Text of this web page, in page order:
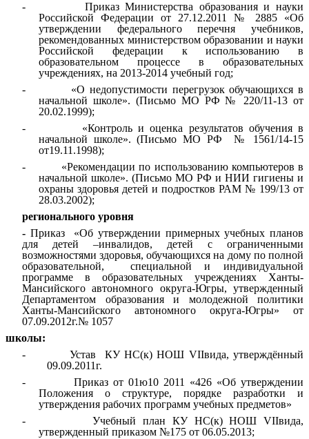
- Приказ Министерства образования и науки
Российской Федерации от 27.12.2011 № 2885 «Об
утверждении федерального перечня учебников,
рекомендованных министерством образовании и науки
Российской федерации к использованию в
образовательном процессе в образовательных
учреждениях, на 2013-2014 учебный год;
- «О недопустимости перегрузок обучающихся в
начальной школе». (Письмо МО РФ № 220/11-13 от
20.02.1999);
- «Контроль и оценка результатов обучения в
начальной школе». (Письмо МО РФ № 1561/14-15
от19.11.1998);
- «Рекомендации по использованию компьютеров в
начальной школе». (Письмо МО РФ и НИИ гигиены и
охраны здоровья детей и подростков РАМ № 199/13 от
28.03.2002);
регионального уровня
- Приказ «Об утверждении примерных учебных планов
для детей –инвалидов, детей с ограниченными
возможностями здоровья, обучающихся на дому по полной
образовательной, специальной и индивидуальной
программе в образовательных учреждениях Ханты-
Мансийского автономного округа-Югры, утвержденный
Департаментом образования и молодежной политики
Ханты-Мансийского автономного округа-Югры» от
07.09.2012г.№ 1057
школы:
- Устав КУ НС(к) НОШ VIIвида, утверждённый
09.09.2011г.
- Приказ от 01ю10 2011 «426 «Об утверждении
Положения о структуре, порядке разработки и
утверждения рабочих программ учебных предметов»
- Учебный план КУ НС(к) НОШ VIIвида,
утвержденный приказом №175 от 06.05.2013;